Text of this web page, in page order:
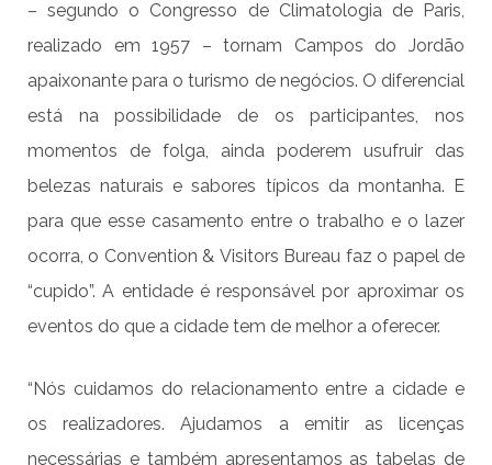
– segundo o Congresso de Climatologia de Paris,
realizado em 1957 – tornam Campos do Jordão
apaixonante para o turismo de negócios. O diferencial
está na possibilidade de os participantes, nos
momentos de folga, ainda poderem usufruir das
belezas naturais e sabores típicos da montanha. E
para que esse casamento entre o trabalho e o lazer
ocorra, o Convention & Visitors Bureau faz o papel de
“cupido”. A entidade é responsável por aproximar os
eventos do que a cidade tem de melhor a oferecer.
“Nós cuidamos do relacionamento entre a cidade e
os realizadores. Ajudamos a emitir as licenças
necessárias e também apresentamos as tabelas de